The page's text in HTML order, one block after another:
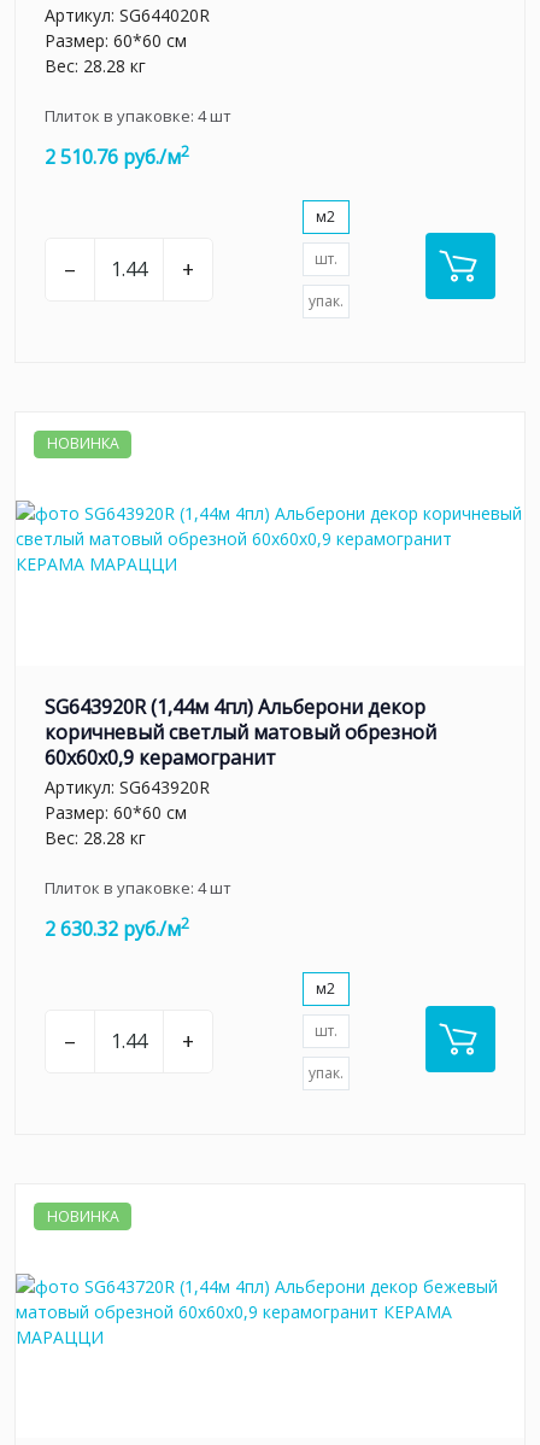
Артикул: SG644020R
Размер: 60*60 см
Вес: 28.28 кг
Плиток в упаковке: 4шт
2 510.76 руб./м2
– +
м2
шт.
упак.
НОВИНКА
SG643920R (1,44м 4пл) Альберони декор
коричневый светлый матовый обрезной
60x60x0,9 керамогранит
Артикул: SG643920R
Размер: 60*60 см
Вес: 28.28 кг
Плиток в упаковке: 4шт
2 630.32 руб./м2
– +
м2
шт.
упак.
НОВИНКА